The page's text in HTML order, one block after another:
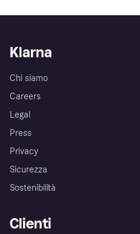
Klarna
Chi siamo
Careers
Legal
Press
Privacy
Sicurezza
Sostenibilità
Clienti